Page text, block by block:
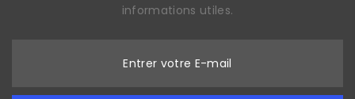
informations utiles.
Entrer votre E-mail